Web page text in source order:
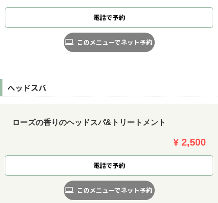
電話で予約
このメニューでネット予約
ヘッドスパ
ローズの香りのヘッドスパ&トリートメント
¥ 2,500
電話で予約
このメニューでネット予約